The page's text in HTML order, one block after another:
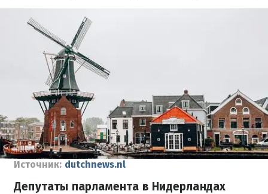
Источник: dutchnews.nl
Депутаты парламента в Нидерландах